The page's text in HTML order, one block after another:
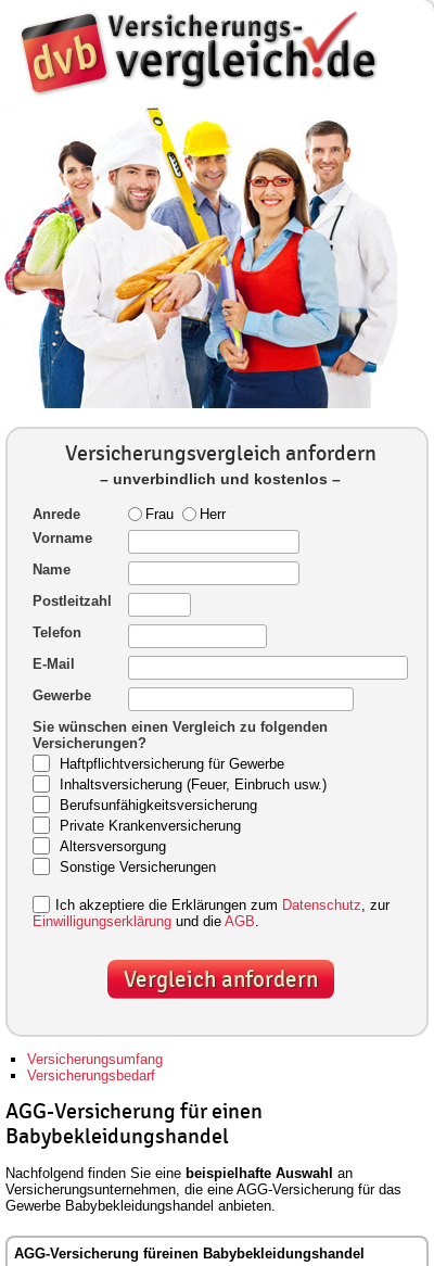
Versicherungsvergleich anfordern
– unverbindlich und kostenlos –
Anrede Frau
Herr
Vorname
Name
Postleitzahl
Telefon
E-Mail
Gewerbe
Sie wünschen einen Vergleich zu folgenden
Versicherungen?
Haftpflichtversicherung für Gewerbe
Inhaltsversicherung (Feuer, Einbruch usw.)
Berufsunfähigkeitsversicherung
Private Krankenversicherung
Altersversorgung
Sonstige Versicherungen
Ich akzeptiere die Erklärungen zum Datenschutz , zur
Einwilligungserklärung und die AGB.
Vergleich anfordern
Versicherungsumfang
Versicherungsbedarf
AGG-Versicherung für einen
Babybekleidungshandel
Nachfolgend finden Sie eine beispielhafte Auswahl an
Versicherungsunternehmen, die eine AGG-Versicherung für das
Gewerbe Babybekleidungshandel anbieten.
AGG-Versicherung füreinen Babybekleidungshandel